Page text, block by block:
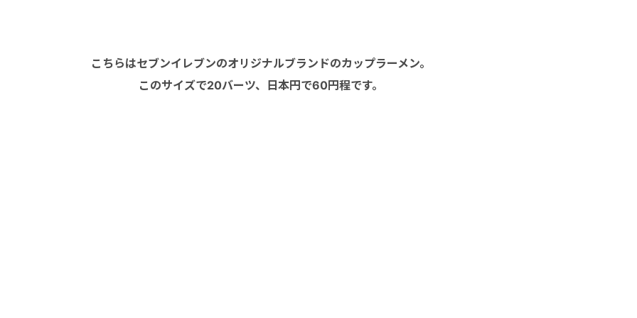
こちらはセブンイレブンのオリジナルブランドのカップラーメン。
このサイズで20バーツ、日本円で60円程です。